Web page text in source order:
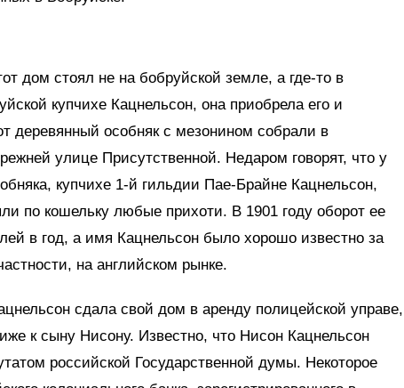
дом стоял не на бобруйской земле, а где-то в
купчихе Кацнельсон, она приобрела его и
деревянный особняк с мезонином собрали в
улице Присутственной. Недаром говорят, что у
купчихе 1-й гильдии Пае-Брайне Кацнельсон,
по кошельку любые прихоти. В 1901 году оборот ее
в год, а имя Кацнельсон было хорошо известно за
на английском рынке.
сдала свой дом в аренду полицейской управе,
к сыну Нисону. Известно, что Нисон Кацнельсон
российской Государственной думы. Некоторое